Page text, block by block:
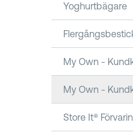
Yoghurtbägare
My Own -
My Own -
Store It®